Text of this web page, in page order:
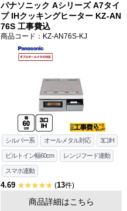
パナソニック Aシリーズ A7タイ
プ IHクッキングヒーター KZ-AN
76S 工事費込
商品コード ：KZ-AN76S-KJ
シルバー系 オールメタル対応 3口IH
ビルトイン幅60cm レンジフード連動
スマホ連動
4.69 (13件)
商品詳細はこちら